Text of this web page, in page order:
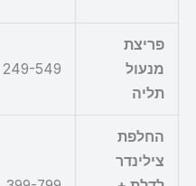
פריצת
מנעול
תליה
249-549
החלפת
צילינדר